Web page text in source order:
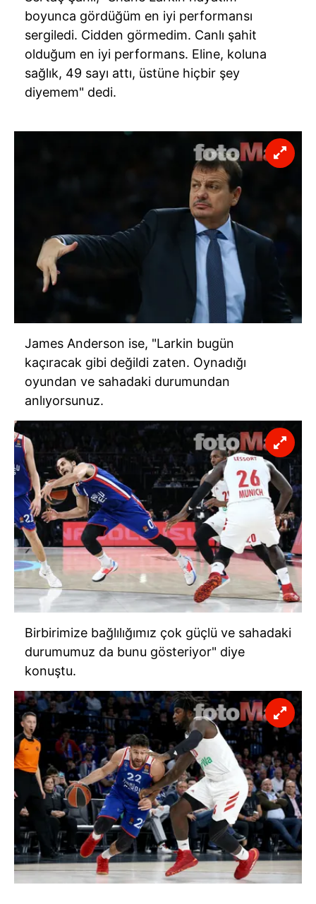
boyunca gördüğüm en iyi performansı
sergiledi. Cidden görmedim. Canlı şahit
olduğum en iyi performans. Eline, koluna
sağlık, 49 sayı attı, üstüne hiçbir şey
diyemem" dedi.
James Anderson ise, "Larkin bugün
kaçıracak gibi değildi zaten. Oynadığı
oyundan ve sahadaki durumundan
anlıyorsunuz.
Birbirimize bağlılığımız çok güçlü ve sahadaki
durumumuz da bunu gösteriyor" diye
konuştu.